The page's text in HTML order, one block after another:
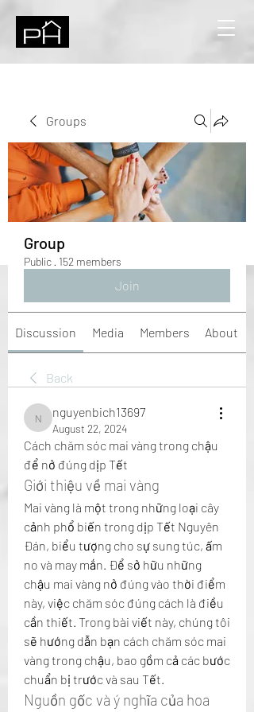
Groups
Group
Public · 152 members
Join
Discussion Media Members About
Back
nguyenbich13697
nguyenbich13697
August 22, 2024
Cách chăm sóc mai vàng trong chậu
để nở đúng dịp Tết
Giới thiệu về mai vàng
Mai vàng là một trong những loại cây
cảnh phổ biến trong dịp Tết Nguyên
Đán, biểu tượng cho sự sung túc, ấm
no và may mắn. Để sở hữu những
chậu mai vàng nở đúng vào thời điểm
này, việc chăm sóc đúng cách là điều
cần thiết. Trong bài viết này, chúng tôi
sẽ hướng dẫn bạn cách chăm sóc mai
vàng trong chậu, bao gồm cả các bước
chuẩn bị trước và sau Tết.
Nguồn gốc và ý nghĩa của hoa